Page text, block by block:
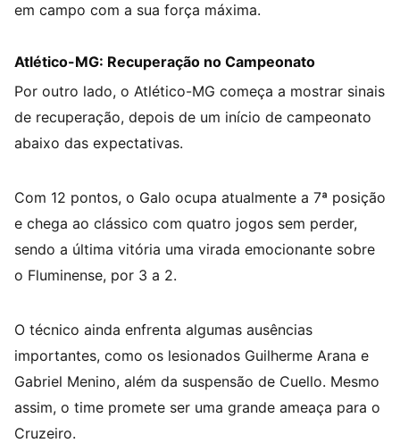
em campo com a sua força máxima.
Atlético-MG: Recuperação no Campeonato
Por outro lado, o Atlético-MG começa a mostrar sinais
de recuperação, depois de um início de campeonato
abaixo das expectativas.
Com 12 pontos, o Galo ocupa atualmente a 7ª posição
e chega ao clássico com quatro jogos sem perder,
sendo a última vitória uma virada emocionante sobre
o Fluminense, por 3 a 2.
O técnico ainda enfrenta algumas ausências
importantes, como os lesionados Guilherme Arana e
Gabriel Menino, além da suspensão de Cuello. Mesmo
assim, o time promete ser uma grande ameaça para o
Cruzeiro.